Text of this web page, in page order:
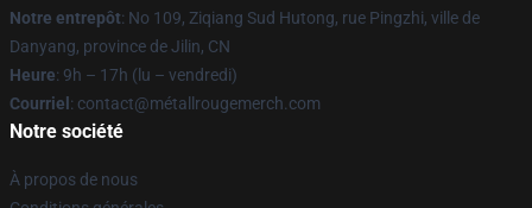
Notre entrepôt: No 109, Ziqiang Sud Hutong, rue Pingzhi, ville de
Danyang, province de Jilin, CN
Heure: 9h – 17h (lu – vendredi)
Courriel : contact@métallrougemerch.com
Notre société
À propos de nous